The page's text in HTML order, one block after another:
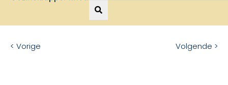
< Vorige Volgende >